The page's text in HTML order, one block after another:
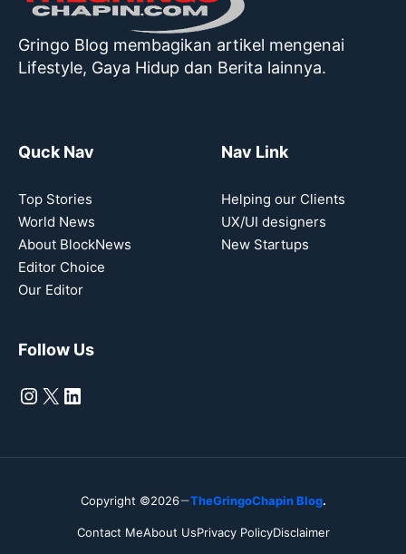
Gringo Blog membagikan artikel mengenai
Lifestyle, Gaya Hidup dan Berita lainnya.
Quck Nav
Top Stories
World News
About BlockNews
Editor Choice
Our Editor
Nav Link
Helping our Clients
UX/UI designers
New Startups
Follow Us
Instagram
X LinkedIn
Copyright ©2026 TheGringoChapin Blog.
Contact MeAbout UsPrivacy PolicyDisclaimer